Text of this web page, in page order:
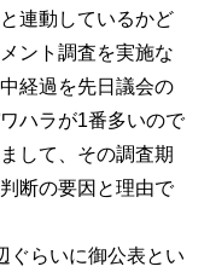
連動しているかど
ント調査を実施な
経過を先日議会の
ハラが1番多いので
して、その調査期
断の要因と理由で
らいに御公表とい